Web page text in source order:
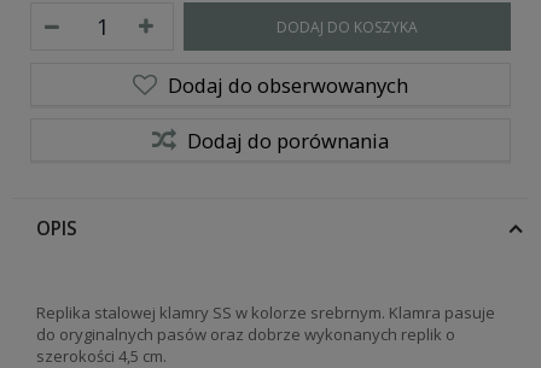
DODAJ DO KOSZYKA
Dodaj do obserwowanych
Dodaj do porównania
OPIS
Replika stalowej klamry SS w kolorze srebrnym. Klamra pasuje
do oryginalnych pasów oraz dobrze wykonanych replik o
szerokości 4,5 cm.